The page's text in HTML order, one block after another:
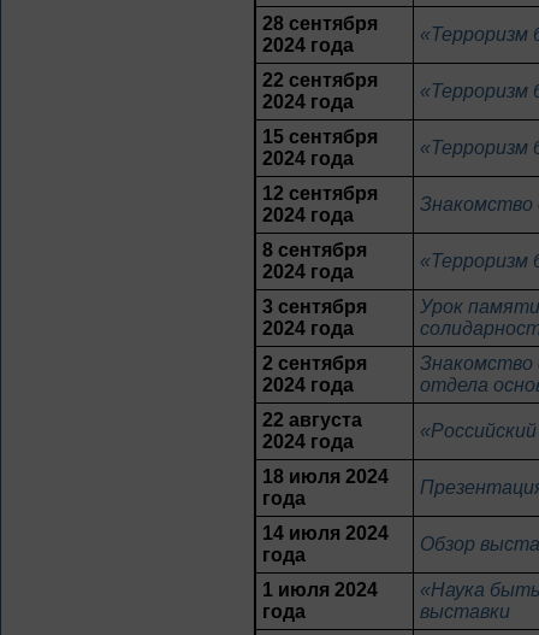
28 сентября
2024 года
«Терроризм
22 сентября
2024 года
«Терроризм
15 сентября
2024 года
«Терроризм
12 сентября
2024 года
Знакомство
8 сентября
2024 года
«Терроризм
3 сентября
2024 года
Урок
2 сентября
2024 года
Знакомство
отдела
22 августа
2024 года
18 июля 2024
года
14 июля 2024
года
Обзор
1 июля 2024
года
«Наука
выставки